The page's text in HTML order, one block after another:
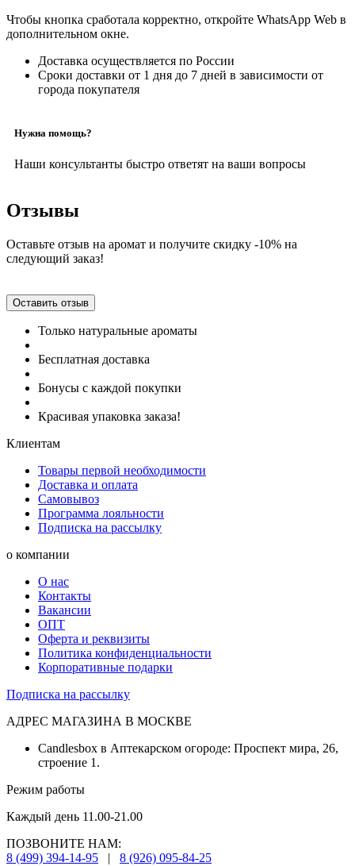
Чтобы кнопка сработала корректно, откройте WhatsApp Web в
дополнительном окне.
Доставка осуществляется по России
Сроки доставки от 1 дня до 7 дней в зависимости от
города покупателя
Нужна помощь?
Наши консультанты быстро ответят на ваши вопросы
Отзывы
Оставьте отзыв на аромат и получите скидку -10% на
следующий заказ!
Оставить отзыв
Только натуральные ароматы
Бесплатная доставка
Бонусы с каждой покупки
Красивая упаковка заказа!
Клиентам
Товары первой необходимости
Доставка и оплата
Самовывоз
Программа лояльности
Подписка на рассылку
о компании
О нас
Контакты
Вакансии
ОПТ
Оферта и реквизиты
Политика конфиденциальности
Корпоративные подарки
Подписка на рассылку
АДРЕС МАГАЗИНА В МОСКВЕ
Candlesbox в Аптекарском огороде: Проспект мира, 26,
строение 1.
Режим работы
Каждый день 11.00-21.00
ПОЗВОНИТЕ НАМ:
8 (499) 394-14-95
| 8 (926) 095-84-25